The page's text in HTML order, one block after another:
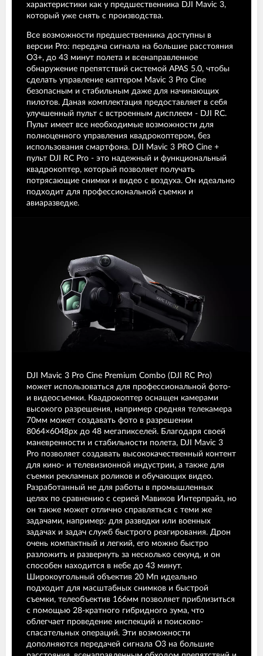
характеристики как у предшественника DJI Mavic 3,
который уже снять с производства.
Все возможности предшественника доступны в
версии Pro: передача сигнала на большие расстояния
O3+, до 43 минут полета и всенаправленное
обнаружение препятствий системой APAS 5.0, чтобы
сделать управление каптером Mavic 3 Pro Cine
безопасным и стабильным даже для начинающих
пилотов. Даная комплектация предоставляет в себя
улучшенный пульт с встроенным дисплеем - DJI RC.
Пульт имеет все необходимые возможности для
полноценного управления квадрокоптером, без
использования смартфона. DJI Mavic 3 PRO Cine +
пульт DJI RC Pro - это надежный и функциональный
квадрокоптер, который позволяет получать
потрясающие снимки и видео с воздуха. Он идеально
подходит для профессиональной съемки и
авиаразведке.
DJI Mavic 3 Pro Cine Premium Combo (DJI RC Pro)
может использоваться для профессиональной фото-
и видеосъемки. Квадрокоптер оснащен камерами
высокого разрешения, например средняя телекамера
70мм может создавать фото в разрешении
8064×6048px до 48 мегапикселей. Благодаря своей
маневренности и стабильности полета, DJI Mavic 3
Pro позволяет создавать высококачественный контент
для кино- и телевизионной индустрии, а также для
съемки рекламных роликов и обучающих видео.
Разработанный не для работы в промышленных
целях по сравнению с серией Мавиков Интерпрайз, но
он также может отлично справляться с теми же
задачами, например: для разведки или военных
задачах и задач служб быстрого реагирования. Дрон
очень компактный и легкий, его можно быстро
разложить и развернуть за несколько секунд, и он
способен находится в небе до 43 минут.
Широкоугольный объектив 20 Мп идеально
подходит для масштабных снимков и быстрой
съемки, телеобъектив 166мм позволяет приблизиться
с помощью 28-кратного гибридного зума, что
облегчает проведение инспекций и поисково-
спасательных операций. Эти возможности
дополняются передачей сигнала O3 на большие